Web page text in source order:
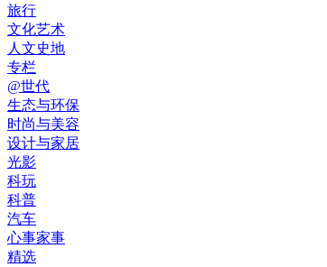
旅行
文化艺术
人文史地
专栏
@世代
生态与环保
时尚与美容
设计与家居
光影
科玩
科普
汽车
心事家事
精选